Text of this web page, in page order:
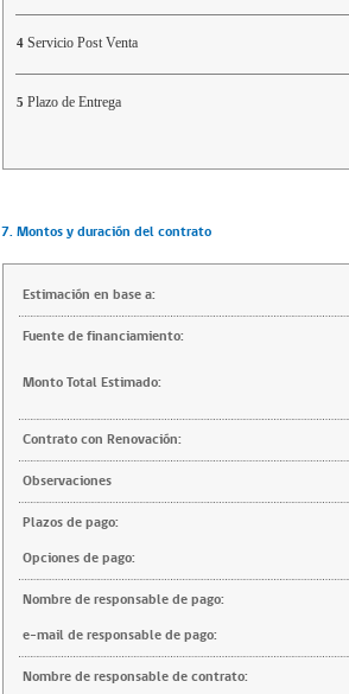
4 Servicio Post Venta
5 Plazo de Entrega
7. Montos y duración del contrato
Estimación en base a:
Fuente de financiamiento:
Monto Total Estimado:
Contrato con Renovación:
Observaciones
Plazos de pago:
Opciones de pago:
Nombre de responsable de pago:
e-mail de responsable de pago:
Nombre de responsable de contrato: